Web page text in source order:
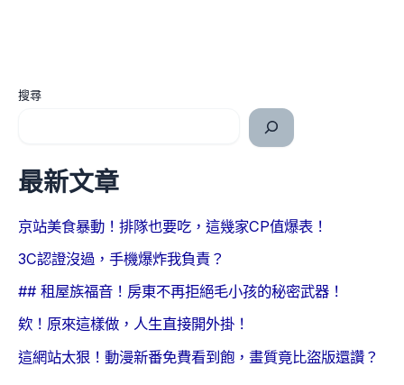
搜尋
最新文章
京站美食暴動！排隊也要吃，這幾家CP值爆表！
3C認證沒過，手機爆炸我負責？
## 租屋族福音！房東不再拒絕毛小孩的秘密武器！
欸！原來這樣做，人生直接開外掛！
這網站太狠！動漫新番免費看到飽，畫質竟比盜版還讚？